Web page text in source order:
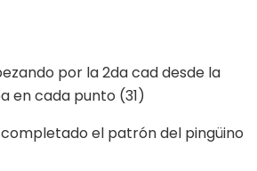
por la 2da cad desde la
en cada punto (31)
el patrón del pingüino